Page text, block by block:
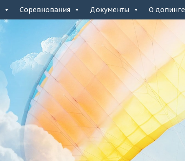
Соревнования Документы О допинге